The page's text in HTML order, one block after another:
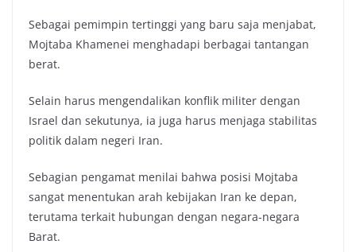
Sebagai pemimpin tertinggi yang baru saja menjabat,
Mojtaba Khamenei menghadapi berbagai tantangan
berat.
Selain harus mengendalikan konflik militer dengan
Israel dan sekutunya, ia juga harus menjaga stabilitas
politik dalam negeri Iran.
Sebagian pengamat menilai bahwa posisi Mojtaba
sangat menentukan arah kebijakan Iran ke depan,
terutama terkait hubungan dengan negara-negara
Barat.